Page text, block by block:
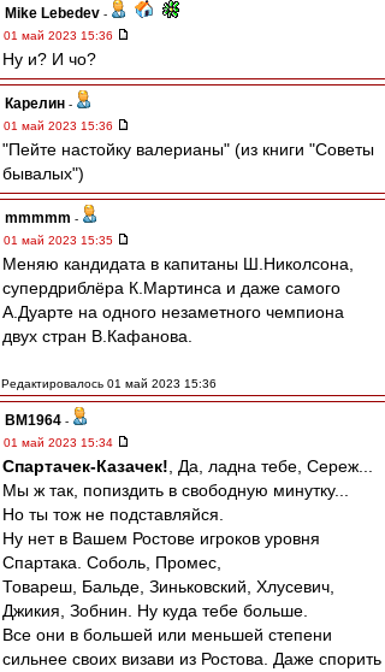
Mike Lebedev -
01 май 2023 15:36
Ну и? И чо?
Карелин -
01 май 2023 15:36
"Пейте настойку валерианы" (из книги "Советы
бывалых")
mmmmm -
01 май 2023 15:35
Меняю кандидата в капитаны Ш.Николсона,
супердриблёра К.Мартинса и даже самого
А.Дуарте на одного незаметного чемпиона
двух стран В.Кафанова.
Редактировалось 01 май 2023 15:36
BM1964 -
01 май 2023 15:34
Спартачек-Казачек! , Да, ладна тебе, Сереж...
Мы ж так, попиздить в свободную минутку...
Но ты тож не подставляйся.
Ну нет в Вашем Ростове игроков уровня
Спартака. Соболь, Промес,
Товареш, Бальде, Зиньковский, Хлусевич,
Джикия, Зобнин. Ну куда тебе больше.
Все они в большей или меньшей степени
сильнее своих визави из Ростова. Даже спорить